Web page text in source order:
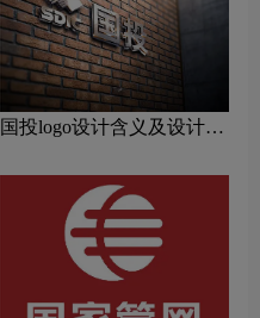
国投logo设计含义及设计理